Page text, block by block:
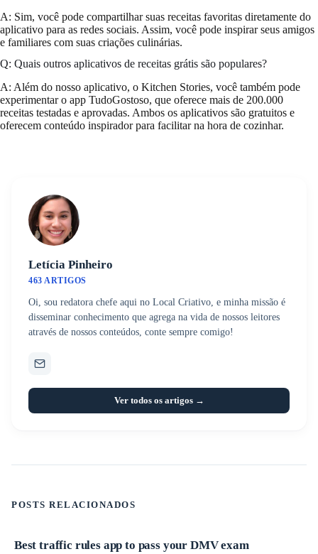
A: Sim, você pode compartilhar suas receitas favoritas diretamente do
aplicativo para as redes sociais. Assim, você pode inspirar seus amigos
e familiares com suas criações culinárias.
Q: Quais outros aplicativos de receitas grátis são populares?
A: Além do nosso aplicativo, o Kitchen Stories, você também pode
experimentar o app TudoGostoso, que oferece mais de 200.000
receitas testadas e aprovadas. Ambos os aplicativos são gratuitos e
oferecem conteúdo inspirador para facilitar na hora de cozinhar.
Letícia Pinheiro
463 ARTIGOS
Oi, sou redatora chefe aqui no Local Criativo, e minha missão é
disseminar conhecimento que agrega na vida de nossos leitores
através de nossos conteúdos, conte sempre comigo!
Ver todos os artigos →
POSTS RELACIONADOS
Aplicativos
Best traffic rules app to pass your DMV exam